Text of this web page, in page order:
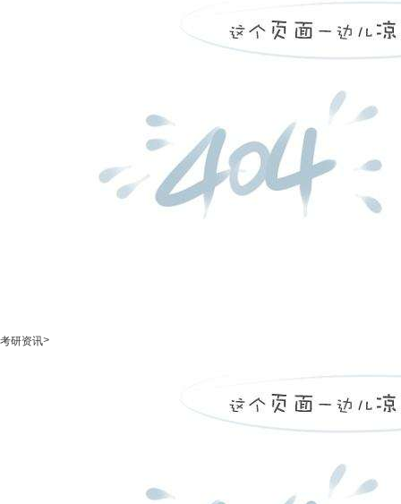
考研资讯>